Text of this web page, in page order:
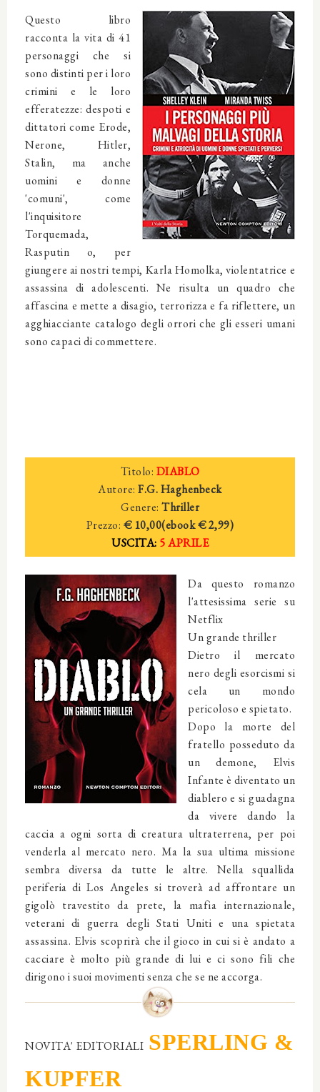
Questo libro
racconta la vita di 41
personaggi che si
sono distinti per i loro
crimini e le loro
efferatezze: despoti e
dittatori come Erode,
Nerone, Hitler,
Stalin, ma anche
uomini e donne
'comuni', come
l'inquisitore
Torquemada,
Rasputin o, per
giungere ai nostri tempi, Karla Homolka, violentatrice e
assassina di adolescenti. Ne risulta un quadro che
affascina e mette a disagio, terrorizza e fa riflettere, un
agghiacciante catalogo degli orrori che gli esseri umani
sono capaci di commettere.
Titolo: DIABLO
Autore: F.G. Haghenbeck
Genere: Thriller
Prezzo: € 10,00(ebook€ 2,99)
USCITA: 5 APRILE
Da questo romanzo
l'attesissima serie su
Netflix
Un grande thriller
Dietro il mercato
nero degli esorcismi si
cela un mondo
pericoloso e spietato.
Dopo la morte del
fratello posseduto da
un demone, Elvis
Infante è diventato un
diablero e si guadagna
da vivere dando la
caccia a ogni sorta di creatura ultraterrena, per poi
venderla al mercato nero. Ma la sua ultima missione
sembra diversa da tutte le altre. Nella squallida
periferia di Los Angeles si troverà ad affrontare un
gigolò travestito da prete, la mafia internazionale,
veterani di guerra degli Stati Uniti e una spietata
assassina. Elvis scoprirà che il gioco in cui si è andato a
cacciare è molto più grande di lui e ci sono fili che
dirigono i suoi movimenti senza che se ne accorga.
NOVITA' EDITORIALI SPERLING &
KUPFER